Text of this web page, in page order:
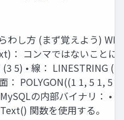
わし方 (まず覚えよう)
： コンマではないことに
5) • 線： LINESTRING (1
： POLYGON((1 1, 5 1, 5
の内部バイナリ： •
関数を使用する。